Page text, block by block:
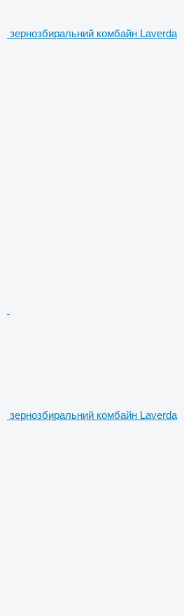
зернозбиральний комбайн Laverda
зернозбиральний комбайн Laverda